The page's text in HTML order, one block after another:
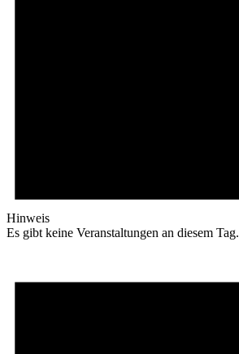
Hinweis
Es gibt keine Veranstaltungen an diesem Tag.